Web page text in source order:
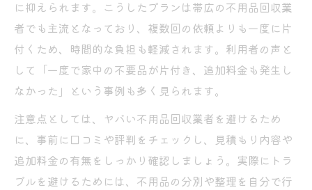
に抑えられます。こうしたプランは帯広の不用品回収業
者でも主流となっており、複数回の依頼よりも一度に片
付くため、時間的な負担も軽減されます。利用者の声と
して「一度で家中の不要品が片付き、追加料金も発生し
なかった」という事例も多く見られます。
注意点としては、ヤバい不用品回収業者を避けるため
に、事前に口コミや評判をチェックし、見積もり内容や
追加料金の有無をしっかり確認しましょう。実際にトラ
ブルを避けるためには、不用品の分別や整理を自分で行